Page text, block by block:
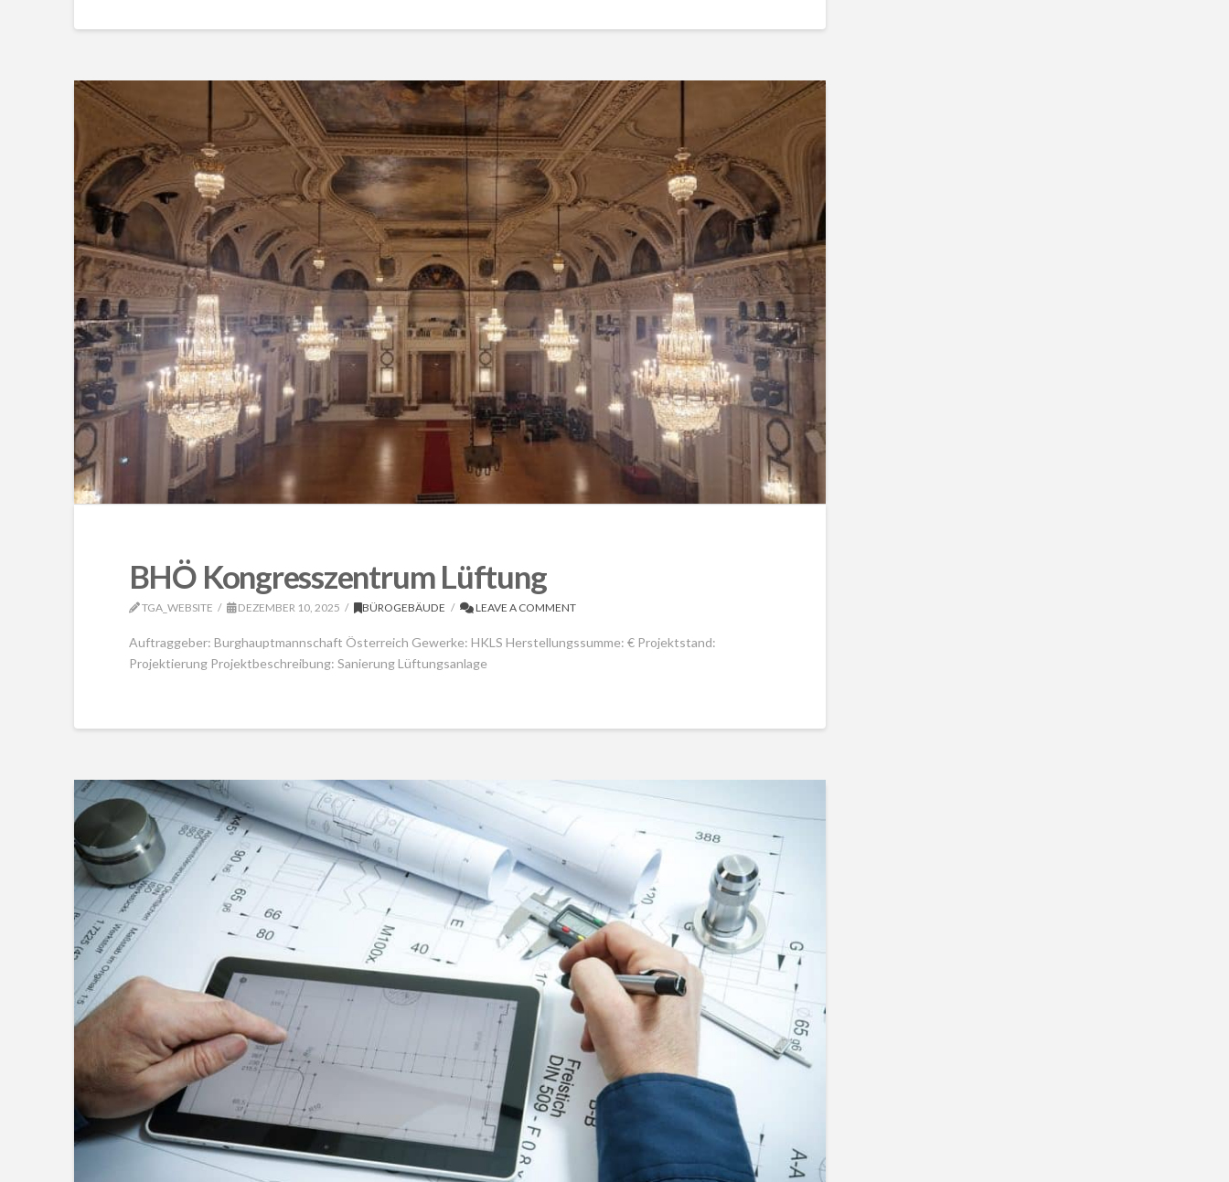
BHÖ Kongresszentrum Lüftung
TGA_WEBSITE DEZEMBER 10, 2025 BÜROGEBÄUDE LEAVE A COMMENT
Auftraggeber: Burghauptmannschaft Österreich Gewerke: HKLS Herstellungssumme: € Projektstand:
Projektierung Projektbeschreibung: Sanierung Lüftungsanlage